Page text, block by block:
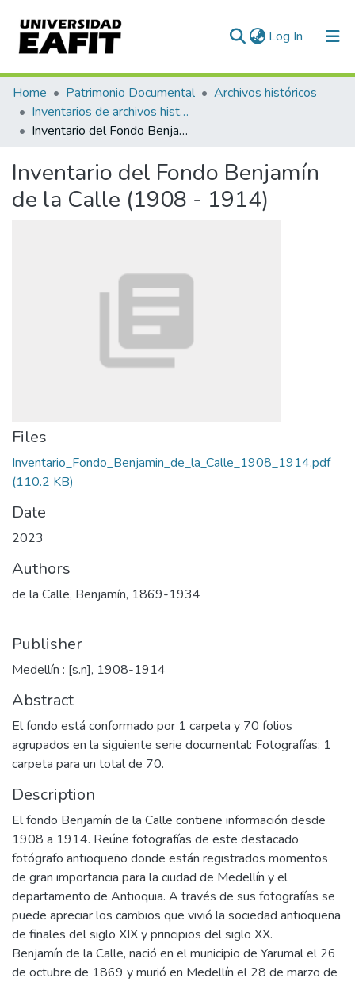
Log In (current)
Communities & Collections
All of DSpace
Home Patrimonio Documental
Archivos históricos
Inventarios de archivos históricos
Inventario del Fondo Benjamín de la Calle (1908 - 1914)
Inventario del Fondo Benjamín
de la Calle (1908 - 1914)
Files
Inventario_Fondo_Benjamin_de_la_Calle_1908_1914.pdf
(110.2 KB)
Date
2023
Authors
de la Calle, Benjamín, 1869-1934
Publisher
Medellín : [s.n], 1908-1914
Abstract
El fondo está conformado por 1 carpeta y 70 folios
agrupados en la siguiente serie documental: Fotografías: 1
carpeta para un total de 70.
Description
El fondo Benjamín de la Calle contiene información desde
1908 a 1914. Reúne fotografías de este destacado
fotógrafo antioqueño donde están registrados momentos
de gran importancia para la ciudad de Medellín y el
departamento de Antioquia. A través de sus fotografías se
puede apreciar los cambios que vivió la sociedad antioqueña
de finales del siglo XIX y principios del siglo XX.
Benjamín de la Calle, nació en el municipio de Yarumal el 26
de octubre de 1869 y murió en Medellín el 28 de marzo de